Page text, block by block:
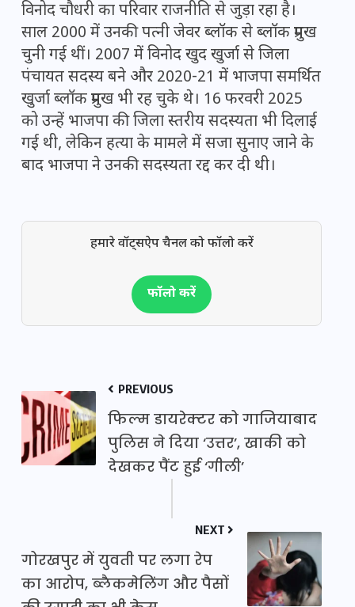
विनोद चौधरी का परिवार राजनीति से जुड़ा रहा है।
साल 2000 में उनकी पत्नी जेवर ब्लॉक से ब्लॉक प्रमुख
चुनी गई थीं। 2007 में विनोद खुद खुर्जा से जिला
पंचायत सदस्य बने और 2020-21 में भाजपा समर्थित
खुर्जा ब्लॉक प्रमुख भी रह चुके थे। 16 फरवरी 2025
को उन्हें भाजपा की जिला स्तरीय सदस्यता भी दिलाई
गई थी, लेकिन हत्या के मामले में सजा सुनाए जाने के
बाद भाजपा ने उनकी सदस्यता रद्द कर दी थी।
हमारे वॉट्सऐप चैनल को फॉलो करें
फॉलो करें
PREVIOUS
फिल्म डायरेक्टर को गाजियाबाद
पुलिस ने दिया ‘उत्तर’, खाकी को
देखकर पैंट हुई ‘गीली’
NEXT
गोरखपुर में युवती पर लगा रेप
का आरोप, ब्लैकमेलिंग और पैसों